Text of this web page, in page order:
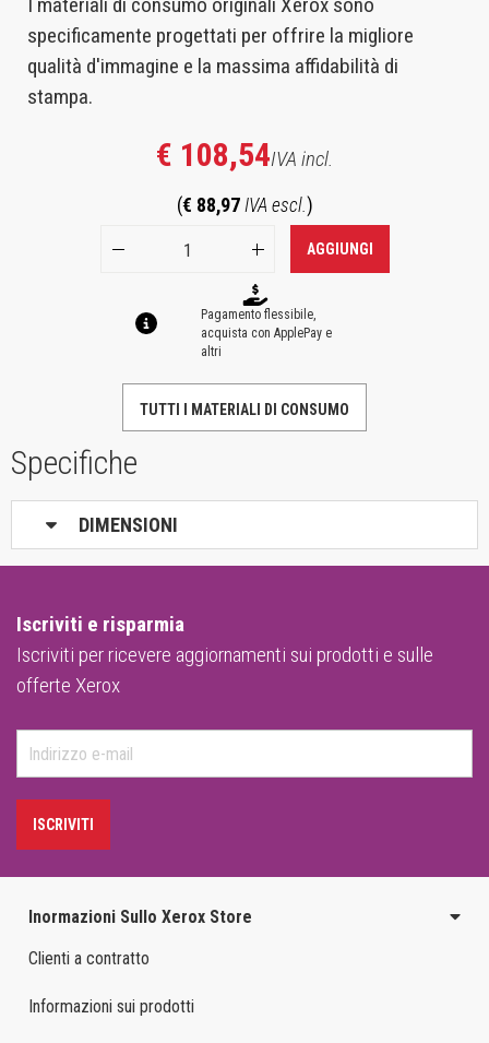
I materiali di consumo originali Xerox sono
specificamente progettati per offrire la migliore
qualità d'immagine e la massima affidabilità di
stampa.
€ 108,54IVA incl.
(€ 88,97 IVA escl.)
AGGIUNGI
Pagamento flessibile,
acquista con ApplePay e
altri
TUTTI I MATERIALI DI CONSUMO
Specifiche
DIMENSIONI
Iscriviti e risparmia
Iscriviti per ricevere aggiornamenti sui prodotti e sulle
offerte Xerox
ISCRIVITI
Inormazioni Sullo Xerox Store
Clienti a contratto
Informazioni sui prodotti